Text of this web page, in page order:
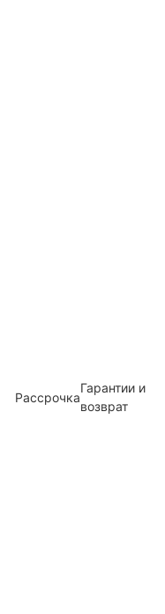
Рассрочка
Гарантии и
возврат